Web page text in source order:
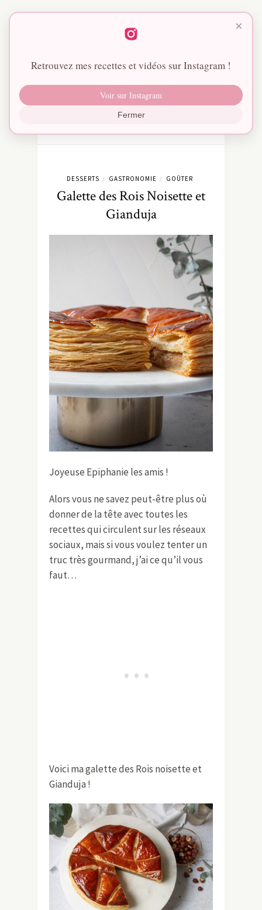
DESSERTS / GASTRONOMIE / GOÛTER
Galette des Rois Noisette et
Gianduja
Joyeuse Epiphanie les amis !
Alors vous ne savez peut-être plus où
donner de la tête avec toutes les
recettes qui circulent sur les réseaux
sociaux, mais si vous voulez tenter un
truc très gourmand, j’ai ce qu’il vous
faut…
Voici ma galette des Rois noisette et
Gianduja !
×
Retrouvez mes recettes et vidéos sur Instagram !
Voir sur Instagram
Fermer